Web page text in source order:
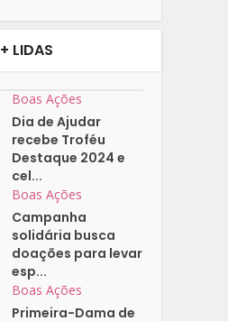
+ LIDAS
Boas Ações
Dia de Ajudar
recebe Troféu
Destaque 2024 e
cel...
Boas Ações
Campanha
solidária busca
doações para levar
esp...
Boas Ações
Primeira-Dama de